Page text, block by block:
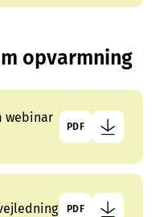
opvarmning
webinar
PDF
PDF